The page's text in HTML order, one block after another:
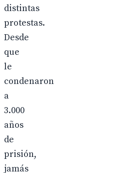
distintas
protestas.
Desde
que
le
condenaron
a
3.000
años
de
prisión,
jamás